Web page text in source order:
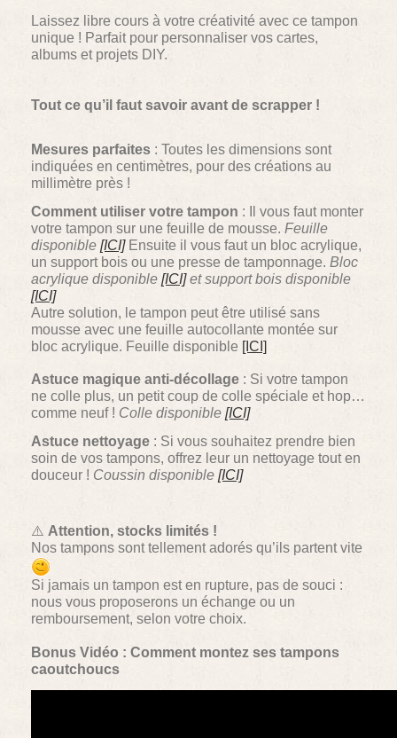
Laissez libre cours à votre créativité avec ce tampon
unique ! Parfait pour personnaliser vos cartes,
albums et projets DIY.
Tout ce qu’il faut savoir avant de scrapper !
Mesures parfaites : Toutes les dimensions sont
indiquées en centimètres, pour des créations au
millimètre près !
Comment utiliser votre tampon : Il vous faut monter
votre tampon sur une feuille de mousse. Feuille
disponible [ICI] Ensuite il vous faut un bloc acrylique,
un support bois ou une presse de tamponnage. Bloc
acrylique disponible [ICI]et support bois disponible
[ICI]
Autre solution, le tampon peut être utilisé sans
mousse avec une feuille autocollante montée sur
bloc acrylique. Feuille disponible [ICI]
Astuce magique anti-décollage : Si votre tampon
ne colle plus, un petit coup de colle spéciale et hop…
comme neuf ! Colle disponible [ICI]
Astuce nettoyage : Si vous souhaitez prendre bien
soin de vos tampons, offrez leur un nettoyage tout en
douceur ! Coussin disponible [ICI]
⚠️ Attention, stocks limités !
Nos tampons sont tellement adorés qu’ils partent vite
Si jamais un tampon est en rupture, pas de souci :
nous vous proposerons un échange ou un
remboursement, selon votre choix.
Bonus Vidéo : Comment montez ses tampons
caoutchoucs